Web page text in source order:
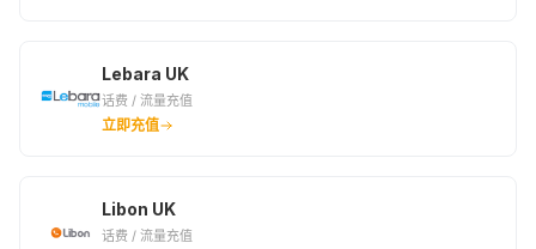
Lebara UK
话费 / 流量充值
立即充值
Libon UK
话费 / 流量充值